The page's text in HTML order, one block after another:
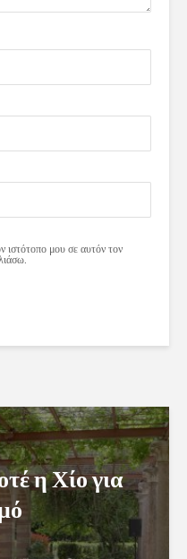
μου σε αυτόν τον
η Χίο για